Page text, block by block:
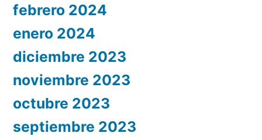
febrero 2024
enero 2024
diciembre 2023
noviembre 2023
octubre 2023
septiembre 2023